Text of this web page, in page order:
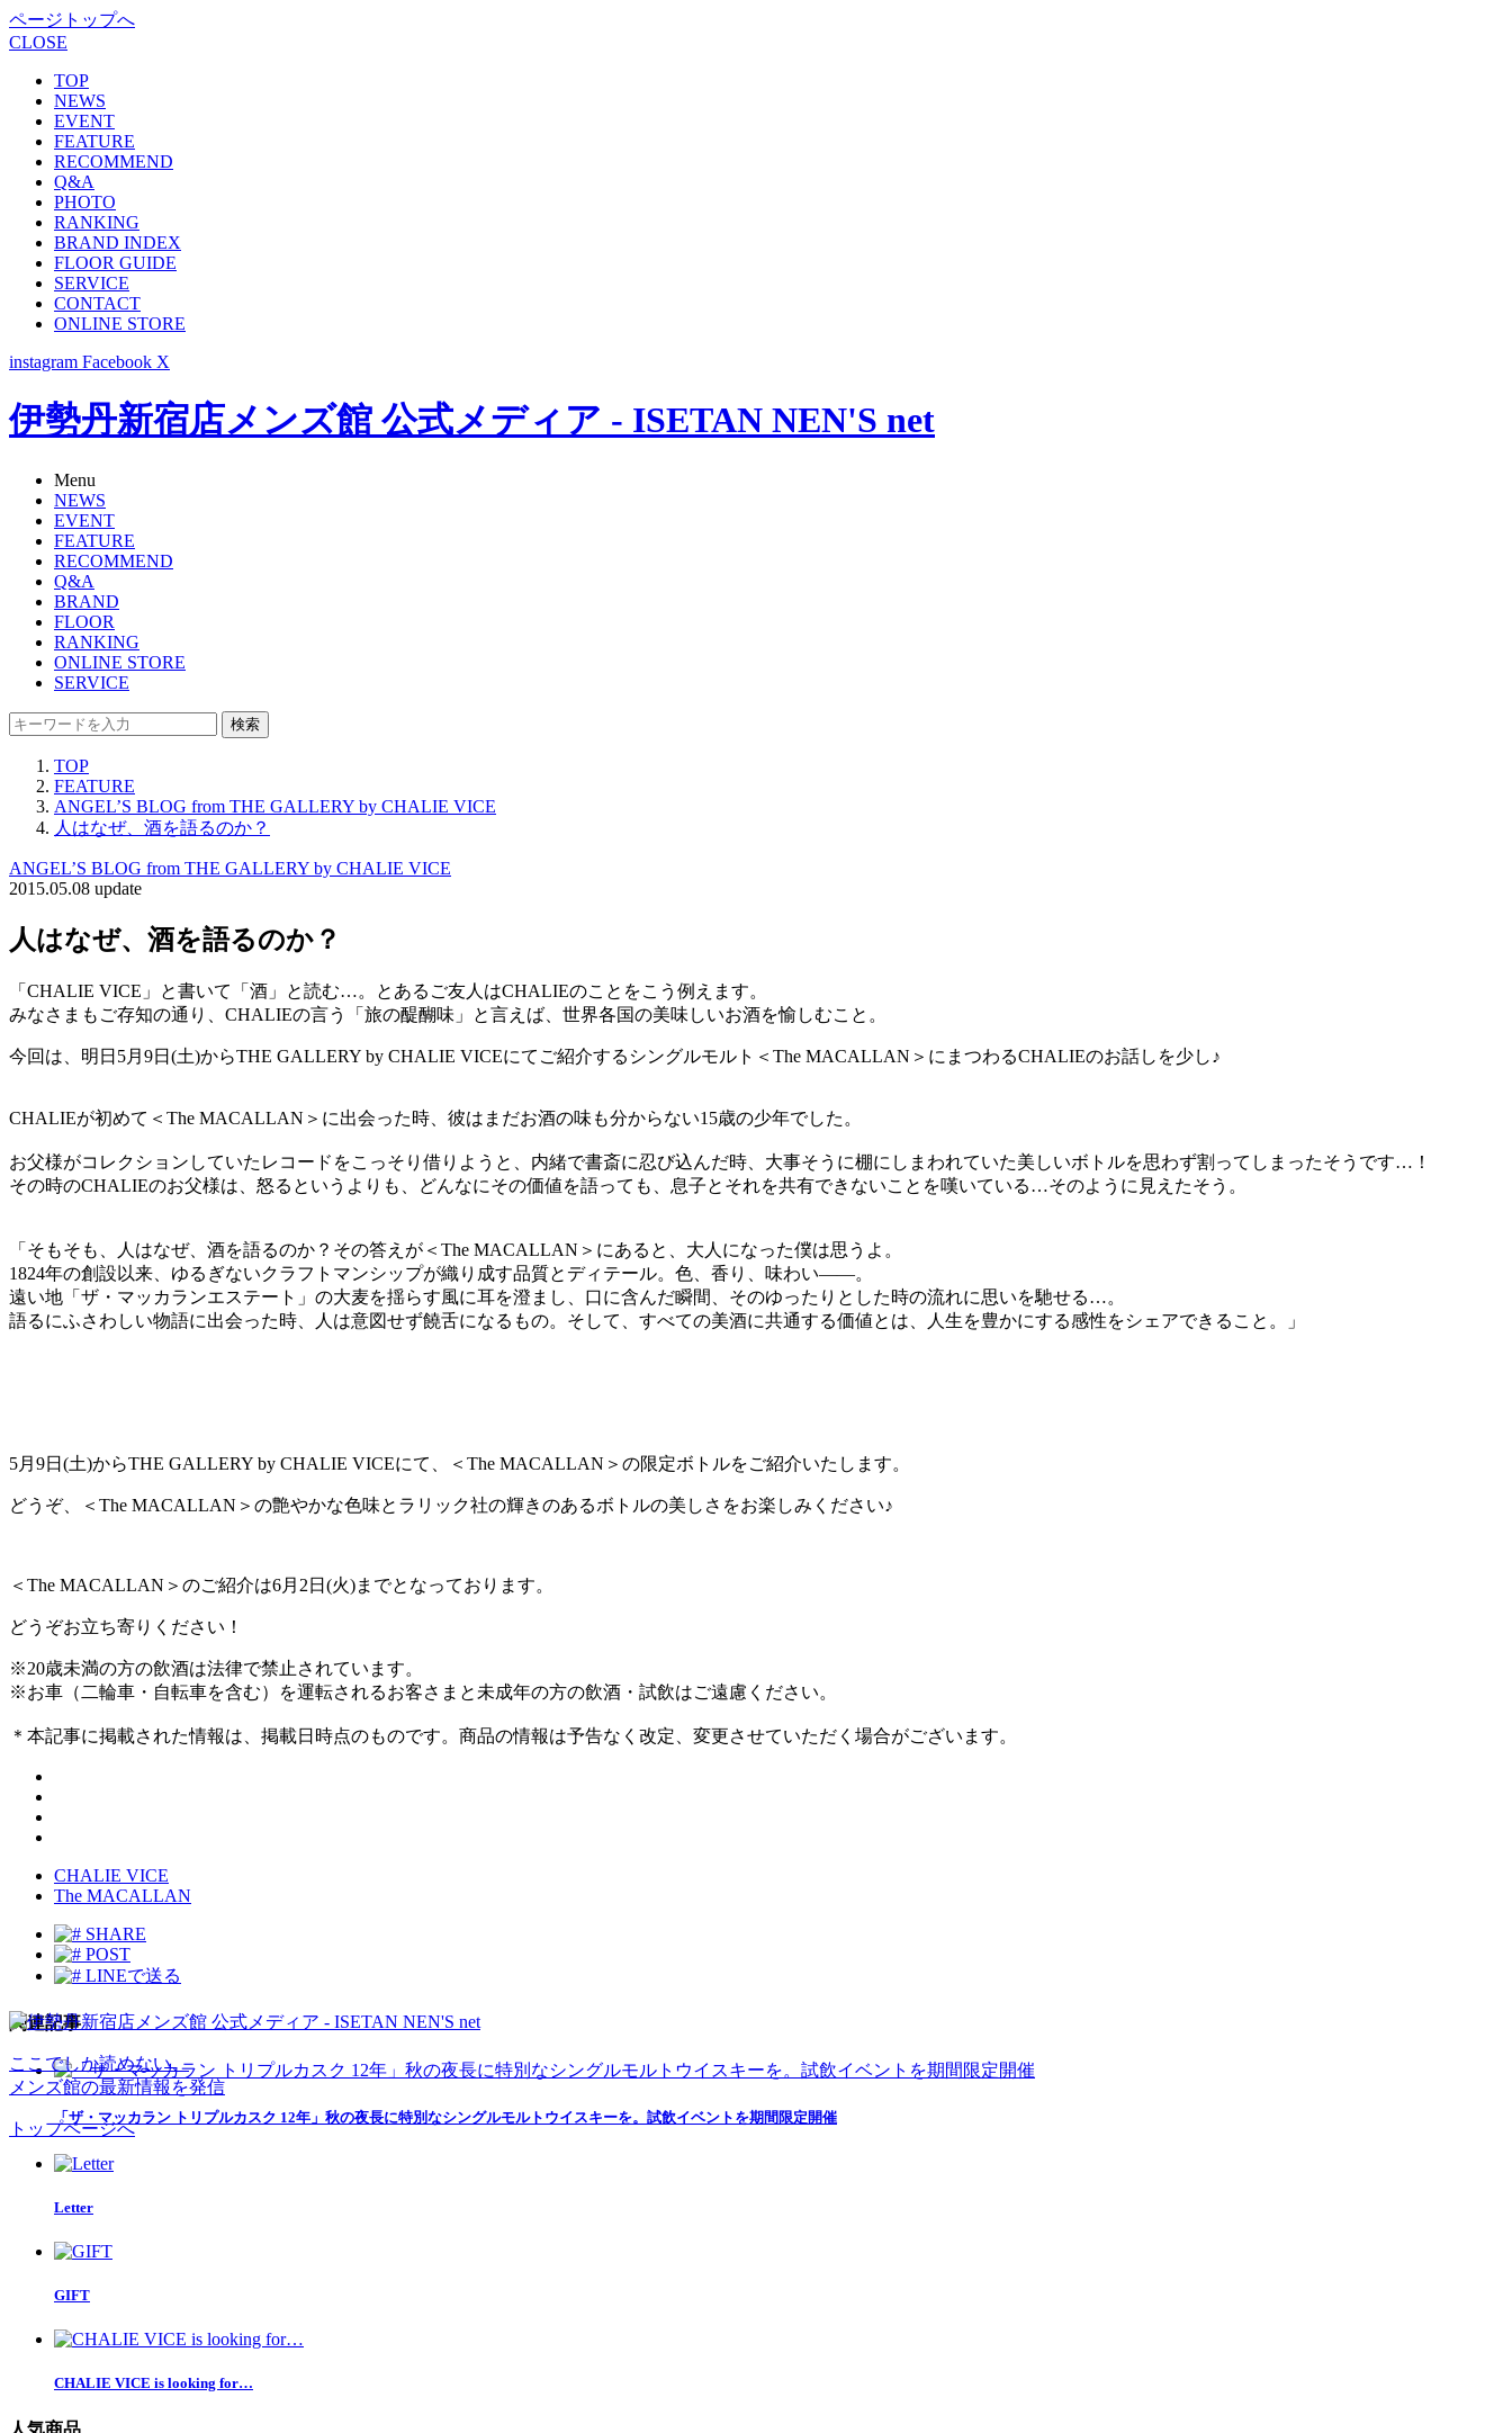
ページトップへ
CLOSE
TOP
NEWS
EVENT
FEATURE
RECOMMEND
Q&A
PHOTO
RANKING
BRAND INDEX
FLOOR GUIDE
SERVICE
CONTACT
ONLINE STORE
instagram Facebook X
伊勢丹新宿店メンズ館 公式メディア - ISETAN NEN'S net
Menu
NEWS
EVENT
FEATURE
RECOMMEND
Q&A
BRAND
FLOOR
RANKING
ONLINE STORE
SERVICE
検索
TOP
FEATURE
ANGEL’S BLOG from THE GALLERY by CHALIE VICE
人はなぜ、酒を語るのか？
ANGEL’S BLOG from THE GALLERY by CHALIE VICE
2015.05.08 update
人はなぜ、酒を語るのか？
「CHALIE VICE」と書いて「酒」と読む…。とあるご友人はCHALIEのことをこう例えます。
みなさまもご存知の通り、CHALIEの言う「旅の醍醐味」と言えば、世界各国の美味しいお酒を愉しむこと。
今回は、明日5月9日(土)からTHE GALLERY by CHALIE VICEにてご紹介するシングルモルト＜The MACALLAN＞にまつわるCHALIEのお話しを少し♪
CHALIEが初めて＜The MACALLAN＞に出会った時、彼はまだお酒の味も分からない15歳の少年でした。
お父様がコレクションしていたレコードをこっそり借りようと、内緒で書斎に忍び込んだ時、大事そうに棚にしまわれていた美しいボトルを思わず割ってしまったそうです…！
その時のCHALIEのお父様は、怒るというよりも、どんなにその価値を語っても、息子とそれを共有できないことを嘆いている…そのように見えたそう。
「そもそも、人はなぜ、酒を語るのか？その答えが＜The MACALLAN＞にあると、大人になった僕は思うよ。
1824年の創設以来、ゆるぎないクラフトマンシップが織り成す品質とディテール。色、香り、味わい――。
遠い地「ザ・マッカランエステート」の大麦を揺らす風に耳を澄まし、口に含んだ瞬間、そのゆったりとした時の流れに思いを馳せる…。
語るにふさわしい物語に出会った時、人は意図せず饒舌になるもの。そして、すべての美酒に共通する価値とは、人生を豊かにする感性をシェアできること。」
5月9日(土)からTHE GALLERY by CHALIE VICEにて、＜The MACALLAN＞の限定ボトルをご紹介いたします。
どうぞ、＜The MACALLAN＞の艶やかな色味とラリック社の輝きのあるボトルの美しさをお楽しみください♪
＜The MACALLAN＞のご紹介は6月2日(火)までとなっております。
どうぞお立ち寄りください！
※20歳未満の方の飲酒は法律で禁止されています。
※お車（二輪車・自転車を含む）を運転されるお客さまと未成年の方の飲酒・試飲はご遠慮ください。
＊本記事に掲載された情報は、掲載日時点のものです。商品の情報は予告なく改定、変更させていただく場合がございます。
CHALIE VICE
The MACALLAN
SHARE
POST
LINEで送る
関連記事
「ザ・マッカラン トリプルカスク 12年」秋の夜長に特別なシングルモルトウイスキーを。試飲イベントを期間限定開催
Letter
GIFT
CHALIE VICE is looking for…
人気商品
ここでしか読めない、
メンズ館の最新情報を発信
トップページへ